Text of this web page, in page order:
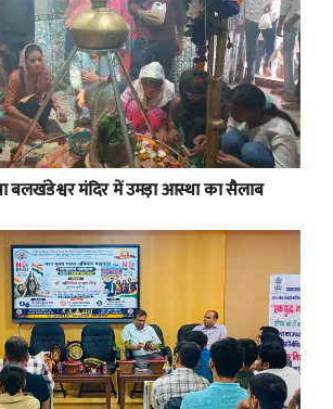
बलखंडेश्वर मंदिर में उमड़ा आस्था का सैलाब